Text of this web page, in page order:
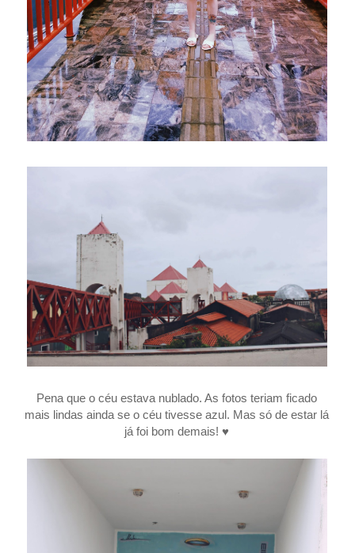
Pena que o céu estava nublado. As fotos teriam ficado
mais lindas ainda se o céu tivesse azul. Mas só de estar lá
já foi bom demais! ♥